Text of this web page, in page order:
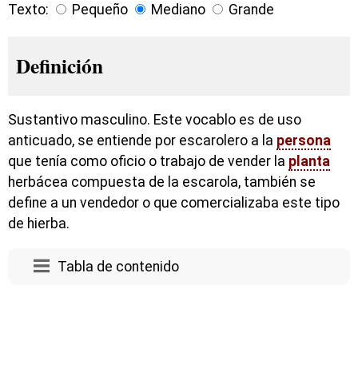
Texto: Pequeño Mediano Grande
Definición
Sustantivo masculino. Este vocablo es de uso
anticuado, se entiende por escarolero a la persona
que tenía como oficio o trabajo de vender la planta
herbácea compuesta de la escarola, también se
define a un vendedor o que comercializaba este tipo
de hierba.
Tabla de contenido